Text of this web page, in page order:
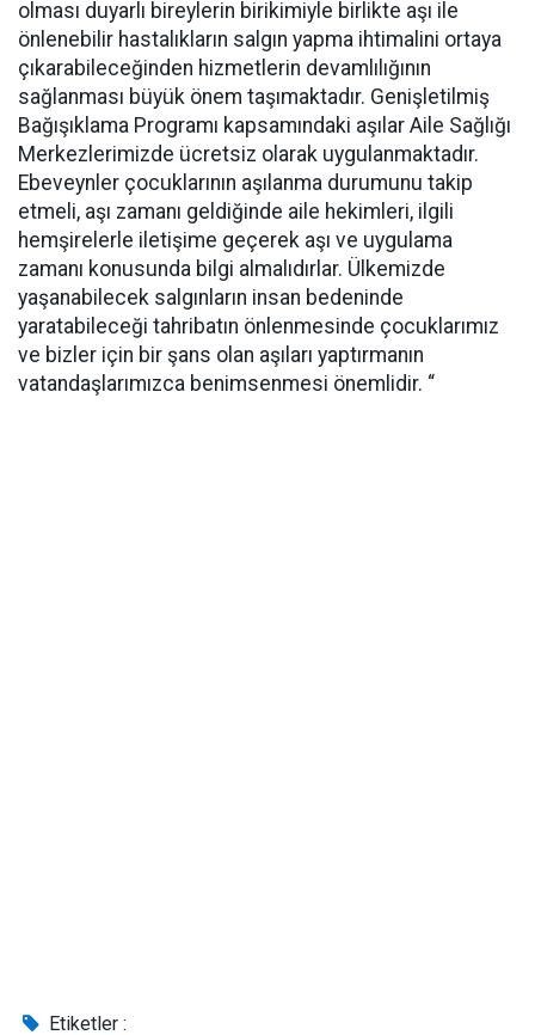
olması duyarlı bireylerin birikimiyle birlikte aşı ile
önlenebilir hastalıkların salgın yapma ihtimalini ortaya
çıkarabileceğinden hizmetlerin devamlılığının
sağlanması büyük önem taşımaktadır. Genişletilmiş
Bağışıklama Programı kapsamındaki aşılar Aile Sağlığı
Merkezlerimizde ücretsiz olarak uygulanmaktadır.
Ebeveynler çocuklarının aşılanma durumunu takip
etmeli, aşı zamanı geldiğinde aile hekimleri, ilgili
hemşirelerle iletişime geçerek aşı ve uygulama
zamanı konusunda bilgi almalıdırlar. Ülkemizde
yaşanabilecek salgınların insan bedeninde
yaratabileceği tahribatın önlenmesinde çocuklarımız
ve bizler için bir şans olan aşıları yaptırmanın
vatandaşlarımızca benimsenmesi önemlidir. “
Etiketler :